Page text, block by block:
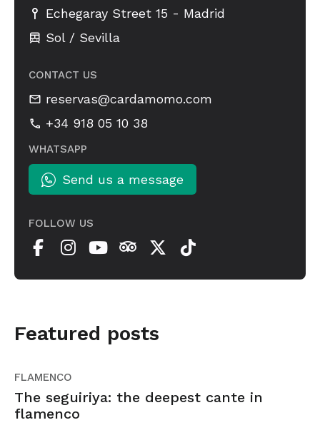
Echegaray Street 15 - Madrid
Sol / Sevilla
CONTACT US
reservas@cardamomo.com
+34 918 05 10 38
WHATSAPP
Send us a message
FOLLOW US
Featured posts
FLAMENCO
The seguiriya: the deepest cante in
flamenco